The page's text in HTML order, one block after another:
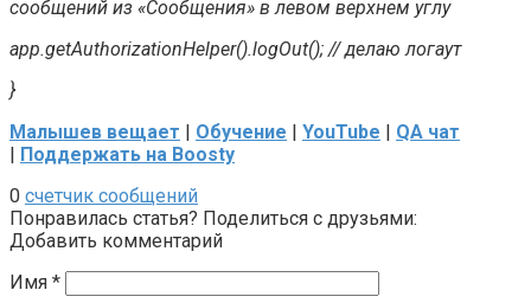
сообщений из «Сообщения» в левом верхнем углу
app.getAuthorizationHelper().logOut(); // делаю логаут
}
Малышев вещает | Обучение | YouTube | QA чат
| Поддержать на Boosty
0 счетчик сообщений
Понравилась статья? Поделиться с друзьями:
Добавить комментарий
Имя *